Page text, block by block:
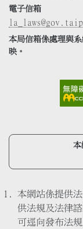
電子信箱
本局信箱係處理與
映。
本
本網站係提供
供法規及法律
可逕向發布法